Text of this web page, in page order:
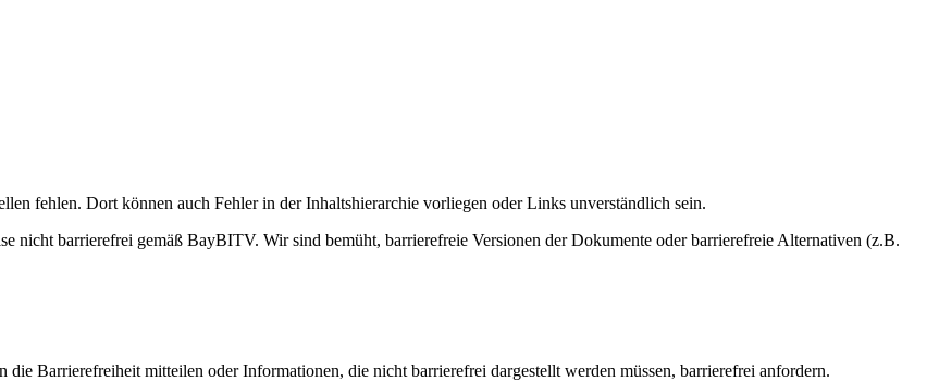
fehlen. Dort können auch Fehler in der Inhaltshierarchie vorliegen oder Links unverständlich sein.
nicht barrierefrei gemäß BayBITV. Wir sind bemüht, barrierefreie Versionen der Dokumente oder barrierefreie Alternativen (z.B.
Barrierefreiheit mitteilen oder Informationen, die nicht barrierefrei dargestellt werden müssen, barrierefrei anfordern.